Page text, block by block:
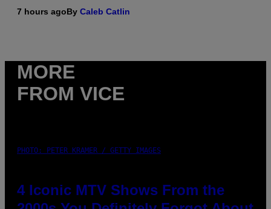
7 hours agoBy Caleb Catlin
MORE
FROM VICE
PHOTO: PETER KRAMER / GETTY IMAGES
4 Iconic MTV Shows From the